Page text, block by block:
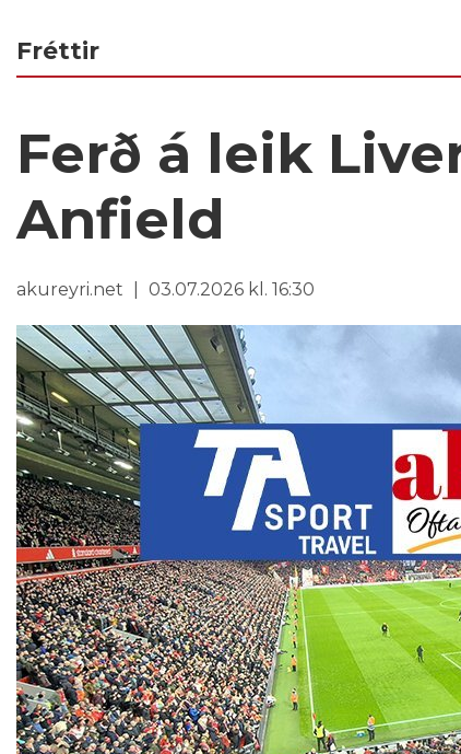
Fréttir
Ferð á leik
Anfield
akureyri.net 03.07.2026 kl. 16:30